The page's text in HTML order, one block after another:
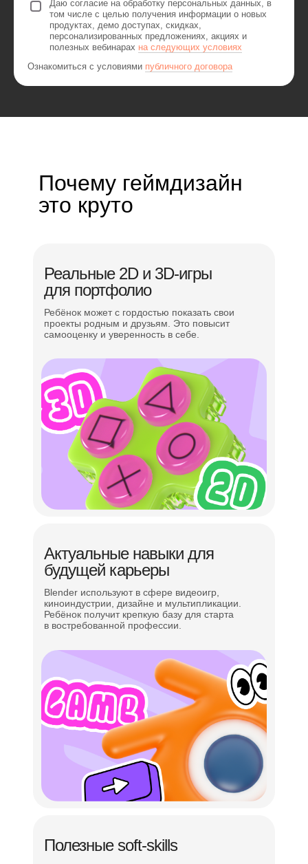
Даю согласие на обработку персональных данных, в
том числе с целью получения информации о новых
продуктах, демо доступах, скидках,
персонализированных предложениях, акциях и
полезных вебинарах на следующих условиях
Ознакомиться с условиями публичного договора
Почему геймдизайн
это круто
Реальные 2D и 3D-игры
для портфолио
Ребёнок может с гордостью показать свои
проекты родным и друзьям. Это повысит
самооценку и уверенность в себе.
Актуальные навыки для
будущей карьеры
Blender используют в сфере видеоигр,
киноиндустрии, дизайне и мультипликации.
Ребёнок получит крепкую базу для старта
в востребованной профессии.
Полезные soft-skills
Всестороннее развитие
внимание
мягким
навыкам
Постановка и решение задач
Проектное и логическое мышление
Командная работа
Управление временем в решении задач
Презентация проекта